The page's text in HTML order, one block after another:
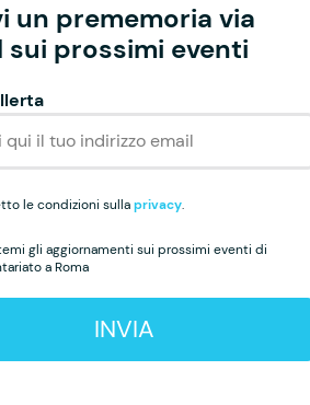
un prememoria via
sui prossimi eventi
le condizioni sullaprivacy.
gli aggiornamenti sui prossimi eventi di
a Roma
INVIA